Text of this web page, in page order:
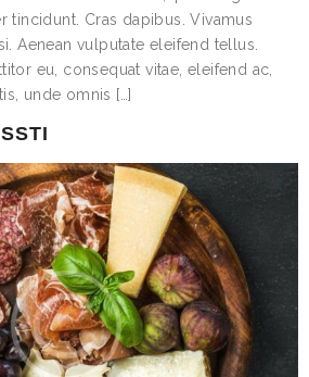
tincidunt. Cras dapibus. Vivamus
Aenean vulputate eleifend tellus.
eu, consequat vitae, eleifend ac,
unde omnis […]